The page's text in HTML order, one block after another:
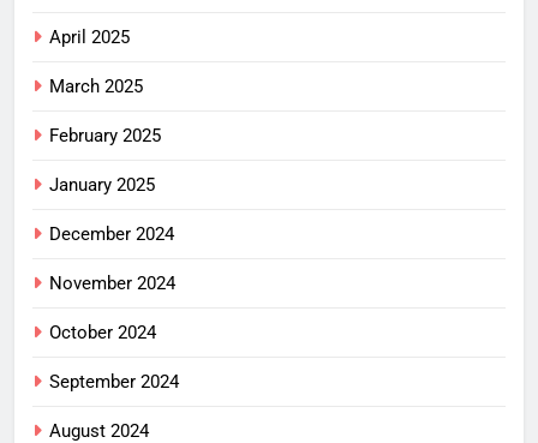
April 2025
March 2025
February 2025
January 2025
December 2024
November 2024
October 2024
September 2024
August 2024